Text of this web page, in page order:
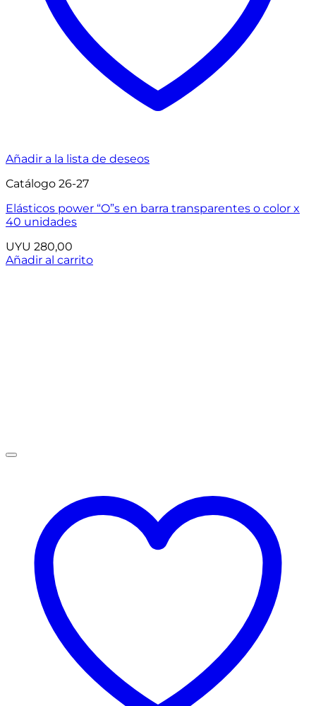
Añadir a la lista de deseos
Catálogo 26-27
Elásticos power “O”s en barra transparentes o color x
40 unidades
UYU 280,00
Añadir al carrito